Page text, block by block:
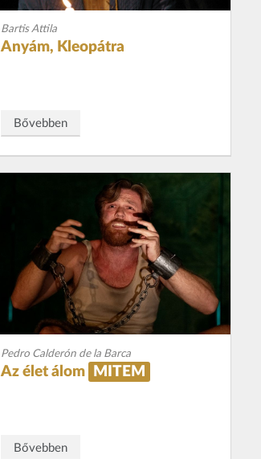
Bartis Attila
Anyám, Kleopátra
Bővebben
Pedro Calderón de la Barca
Az élet álom MITEM
Bővebben